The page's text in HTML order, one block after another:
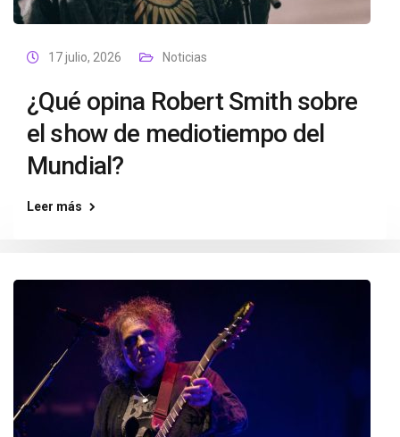
17 julio, 2026 Noticias
¿Qué opina Robert Smith sobre
el show de mediotiempo del
Mundial?
Leer más